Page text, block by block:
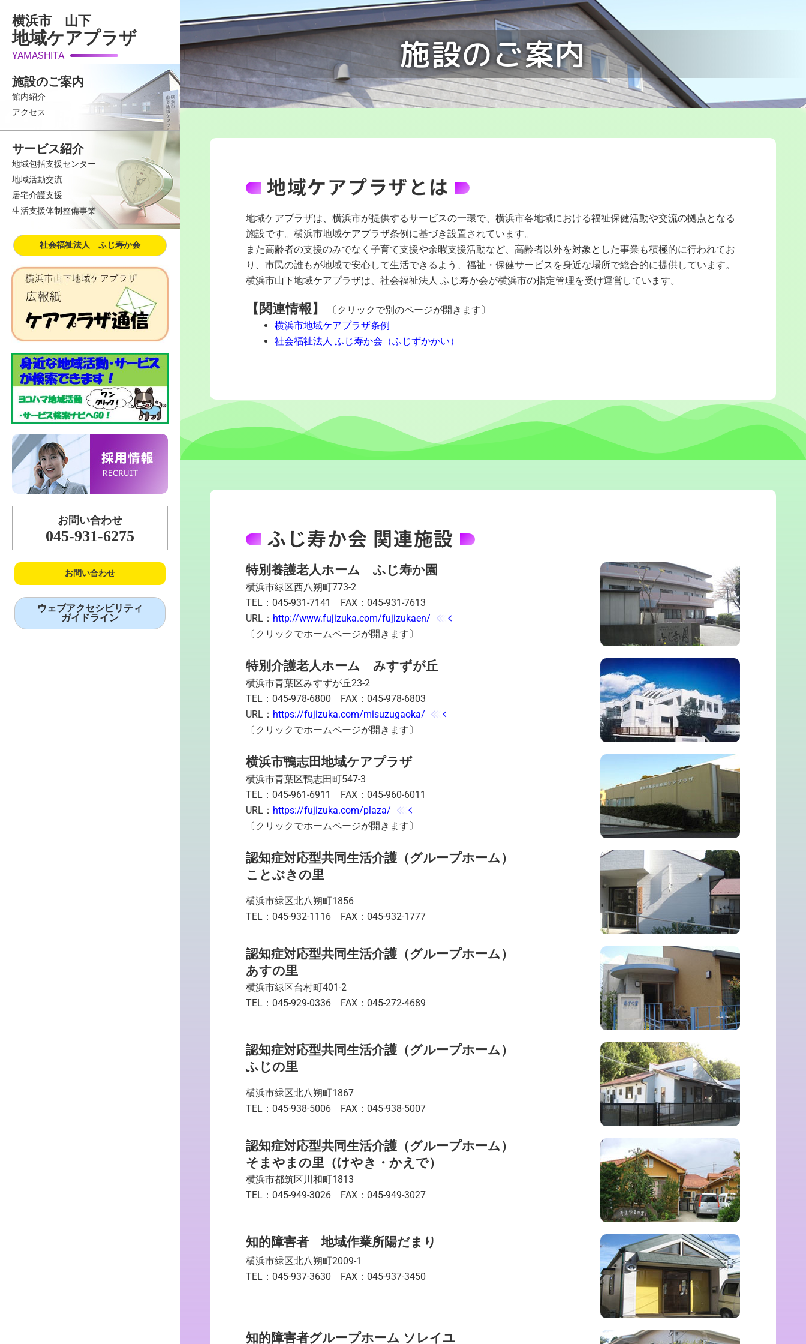
横浜市 山下
地域ケアプラザ
YAMASHITA
施設のご案内
館内紹介
アクセス
サービス紹介
地域包括支援センター
地域活動交流
居宅介護支援
生活支援体制整備事業
社会福祉法人 ふじ寿か会
お問い合わせ
045-931-6275
お問い合わせ
ウェブアクセシビリティ
ガイドライン
施設のご案内
地域ケアプラザとは
地域ケアプラザは、横浜市が提供するサービスの一環で、横浜市各地域における福祉保健活動や交流の拠点となる
施設です。横浜市地域ケアプラザ条例に基づき設置されています。
また高齢者の支援のみでなく子育て支援や余暇支援活動など、高齢者以外を対象とした事業も積極的に行われてお
り、市民の誰もが地域で安心して生活できるよう、福祉・保健サービスを身近な場所で総合的に提供しています。
横浜市山下地域ケアプラザは、社会福祉法人 ふじ寿か会が横浜市の指定管理を受け運営しています。
【関連情報】
〔クリックで別のページが開きます〕
横浜市地域ケアプラザ条例
社会福祉法人 ふじ寿か会（ふじずかかい）
ふじ寿か会 関連施設
特別養護老人ホーム ふじ寿か園
横浜市緑区西八朔町773-2
TEL：045-931-7141 FAX：045-931-7613
URL： http://www.fujizuka.com/fujizukaen/
〔クリックでホームページが開きます〕
特別介護老人ホーム みすずが丘
横浜市青葉区みすずが丘23-2
TEL：045-978-6800 FAX：045-978-6803
URL： https://fujizuka.com/misuzugaoka/
〔クリックでホームページが開きます〕
横浜市鴨志田地域ケアプラザ
横浜市青葉区鴨志田町547-3
TEL：045-961-6911 FAX：045-960-6011
URL： https://fujizuka.com/plaza/
〔クリックでホームページが開きます〕
認知症対応型共同生活介護（グループホーム）
ことぶきの里
横浜市緑区北八朔町1856
TEL：045-932-1116 FAX：045-932-1777
認知症対応型共同生活介護（グループホーム）
あすの里
横浜市緑区台村町401-2
TEL：045-929-0336 FAX：045-272-4689
認知症対応型共同生活介護（グループホーム）
ふじの里
横浜市緑区北八朔町1867
TEL：045-938-5006 FAX：045-938-5007
認知症対応型共同生活介護（グループホーム）
そまやまの里（けやき・かえで）
横浜市都筑区川和町1813
TEL：045-949-3026 FAX：045-949-3027
知的障害者 地域作業所陽だまり
横浜市緑区北八朔町2009-1
TEL：045-937-3630 FAX：045-937-3450
知的障害者グループホーム ソレイユ